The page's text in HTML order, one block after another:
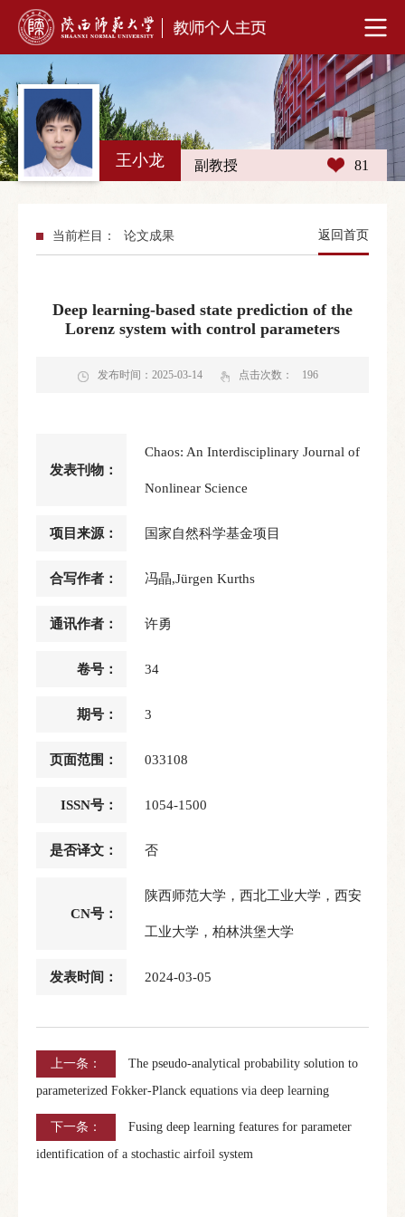
王小龙 副教授 81
返回首页
当前栏目： 论文成果
Deep learning-based state prediction of the
Lorenz system with control parameters
发布时间：2025-03-14 点击次数： 196
发表刊物：
Chaos: An Interdisciplinary Journal of
Nonlinear Science
项目来源： 国家自然科学基金项目
合写作者： 冯晶,Jürgen Kurths
通讯作者： 许勇
卷号： 34
期号： 3
页面范围： 033108
ISSN号： 1054-1500
是否译文： 否
CN号：
陕西师范大学，西北工业大学，西安
工业大学，柏林洪堡大学
发表时间： 2024-03-05
上一条：
The pseudo-analytical probability solution to
parameterized Fokker-Planck equations via deep learning
下一条：
Fusing deep learning features for parameter
identification of a stochastic airfoil system